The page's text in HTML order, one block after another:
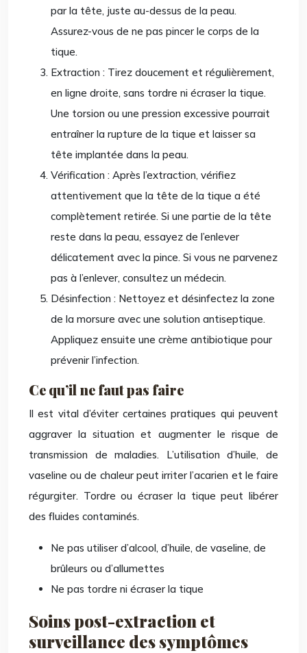
par la tête, juste au-dessus de la peau.
Assurez-vous de ne pas pincer le corps de la
tique.
Extraction : Tirez doucement et régulièrement,
en ligne droite, sans tordre ni écraser la tique.
Une torsion ou une pression excessive pourrait
entraîner la rupture de la tique et laisser sa
tête implantée dans la peau.
Vérification : Après l’extraction, vérifiez
attentivement que la tête de la tique a été
complètement retirée. Si une partie de la tête
reste dans la peau, essayez de l’enlever
délicatement avec la pince. Si vous ne parvenez
pas à l’enlever, consultez un médecin.
Désinfection : Nettoyez et désinfectez la zone
de la morsure avec une solution antiseptique.
Appliquez ensuite une crème antibiotique pour
prévenir l’infection.
Ce qu’il ne faut pas faire
Il est vital d’éviter certaines pratiques qui peuvent
aggraver la situation et augmenter le risque de
transmission de maladies. L’utilisation d’huile, de
vaseline ou de chaleur peut irriter l’acarien et le faire
régurgiter. Tordre ou écraser la tique peut libérer
des fluides contaminés.
Ne pas utiliser d’alcool, d’huile, de vaseline, de
brûleurs ou d’allumettes
Ne pas tordre ni écraser la tique
Soins post-extraction et
surveillance des symptômes